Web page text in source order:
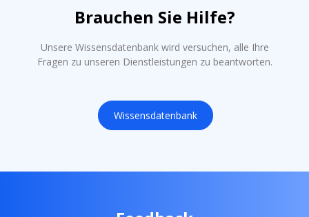
Brauchen Sie Hilfe?
Unsere Wissensdatenbank wird versuchen, alle Ihre
Fragen zu unseren Dienstleistungen zu beantworten.
Wissensdatenbank